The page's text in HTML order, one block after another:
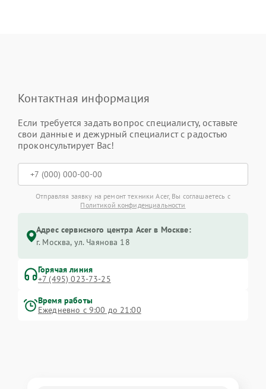
Контактная информация
Если требуется задать вопрос специалисту, оставьте
свои данные и дежурный специалист с радостью
проконсультирует Вас!
Отправляя заявку на ремонт техники Acer, Вы соглашаетесь с
Политикой конфиденциальности
Адрес сервисного центра Acer в Москве:
г. Москва, ул. Чаянова 18
Горячая линия
+7 (495) 023-73-25
Время работы
Ежедневно с 9:00 до 21:00